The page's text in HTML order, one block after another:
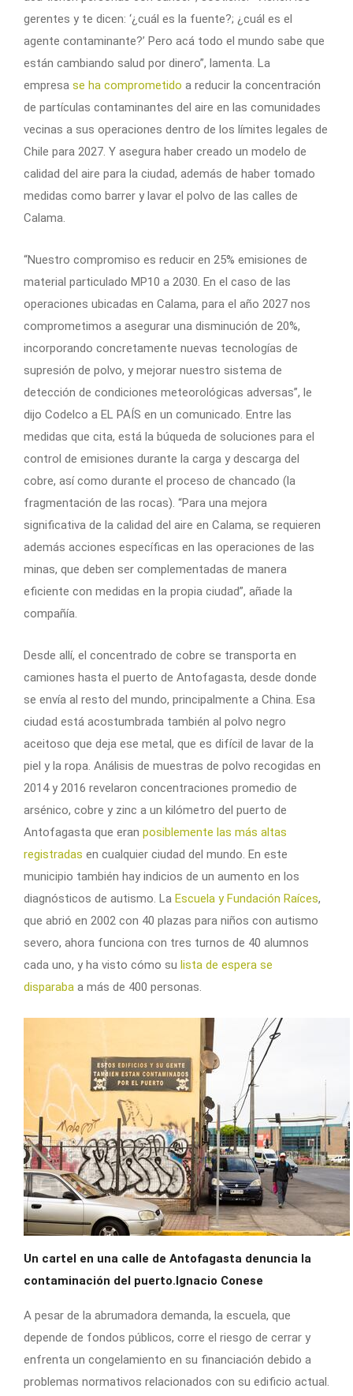
gerentes y te dicen: ‘¿cuál es la fuente?; ¿cuál es el
agente contaminante?’ Pero acá todo el mundo sabe que
están cambiando salud por dinero”, lamenta. La
empresa se ha comprometido a reducir la concentración
de partículas contaminantes del aire en las comunidades
vecinas a sus operaciones dentro de los límites legales de
Chile para 2027. Y asegura haber creado un modelo de
calidad del aire para la ciudad, además de haber tomado
medidas como barrer y lavar el polvo de las calles de
Calama.
“Nuestro compromiso es reducir en 25% emisiones de
material particulado MP10 a 2030. En el caso de las
operaciones ubicadas en Calama, para el año 2027 nos
comprometimos a asegurar una disminución de 20%,
incorporando concretamente nuevas tecnologías de
supresión de polvo, y mejorar nuestro sistema de
detección de condiciones meteorológicas adversas”, le
dijo Codelco a EL PAÍS en un comunicado. Entre las
medidas que cita, está la búqueda de soluciones para el
control de emisiones durante la carga y descarga del
cobre, así como durante el proceso de chancado (la
fragmentación de las rocas). “Para una mejora
significativa de la calidad del aire en Calama, se requieren
además acciones específicas en las operaciones de las
minas, que deben ser complementadas de manera
eficiente con medidas en la propia ciudad”, añade la
compañía.
Desde allí, el concentrado de cobre se transporta en
camiones hasta el puerto de Antofagasta, desde donde
se envía al resto del mundo, principalmente a China. Esa
ciudad está acostumbrada también al polvo negro
aceitoso que deja ese metal, que es difícil de lavar de la
piel y la ropa. Análisis de muestras de polvo recogidas en
2014 y 2016 revelaron concentraciones promedio de
arsénico, cobre y zinc a un kilómetro del puerto de
Antofagasta que eran posiblemente las más altas
registradas en cualquier ciudad del mundo. En este
municipio también hay indicios de un aumento en los
diagnósticos de autismo. La Escuela y Fundación Raíces,
que abrió en 2002 con 40 plazas para niños con autismo
severo, ahora funciona con tres turnos de 40 alumnos
cada uno, y ha visto cómo su lista de espera se
disparaba a más de 400 personas.
Un cartel en una calle de Antofagasta denuncia la
contaminación del puerto.Ignacio Conese
A pesar de la abrumadora demanda, la escuela, que
depende de fondos públicos, corre el riesgo de cerrar y
enfrenta un congelamiento en su financiación debido a
problemas normativos relacionados con su edificio actual.